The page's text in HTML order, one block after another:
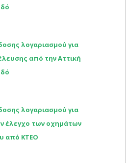
λογαριασμού για
από την Αττική
λογαριασμού για
έλεγχο των οχημάτων
από ΚΤΕΟ